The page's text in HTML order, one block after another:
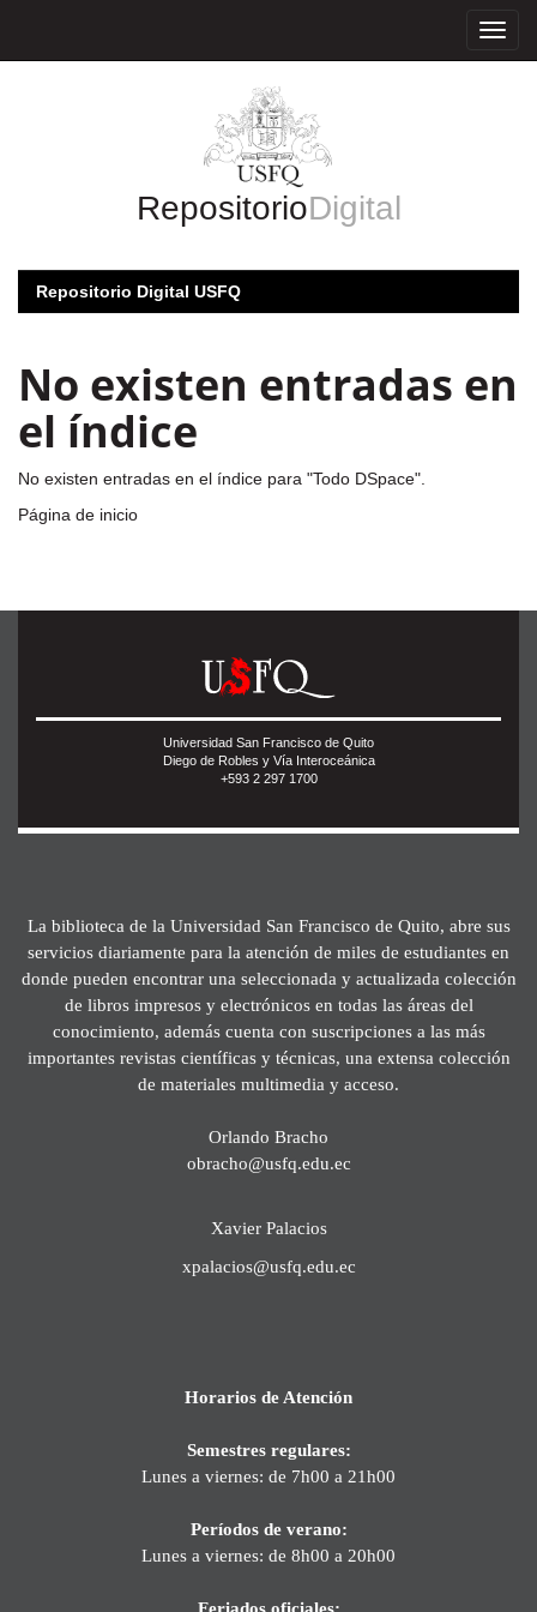
RepositorioDigital
Repositorio Digital USFQ
No existen entradas en
el índice
No existen entradas en el índice para "Todo DSpace".
Página de inicio
Universidad San Francisco de Quito
Diego de Robles y Vía Interoceánica
+593 2 297 1700
La biblioteca de la Universidad San Francisco de Quito, abre sus
servicios diariamente para la atención de miles de estudiantes en
donde pueden encontrar una seleccionada y actualizada colección
de libros impresos y electrónicos en todas las áreas del
conocimiento, además cuenta con suscripciones a las más
importantes revistas científicas y técnicas, una extensa colección
de materiales multimedia y acceso.
Orlando Bracho
obracho@usfq.edu.ec
Xavier Palacios
xpalacios@usfq.edu.ec
Horarios de Atención
Semestres regulares:
Lunes a viernes: de 7h00 a 21h00
Períodos de verano:
Lunes a viernes: de 8h00 a 20h00
Feriados oficiales: